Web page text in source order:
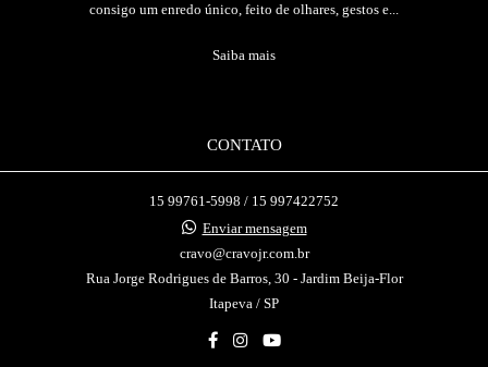
consigo um enredo único, feito de olhares, gestos e...
Saiba mais
CONTATO
15 99761-5998 / 15 997422752
Enviar mensagem
cravo@cravojr.com.br
Rua Jorge Rodrigues de Barros, 30 - Jardim Beija-Flor
Itapeva / SP